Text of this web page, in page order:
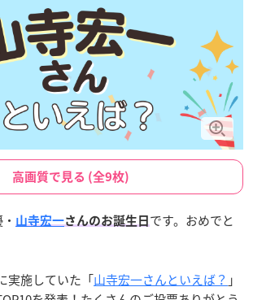
高画質で見る (全9枚)
山寺宏一さんのお誕生日 です。おめでと
実施していた「山寺宏一さんといえば？ 」